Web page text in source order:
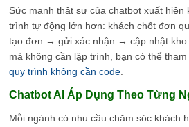
Sức mạnh thật sự của chatbot xuất hiện
trình tự động lớn hơn: khách chốt đơn
tạo đơn → gửi xác nhận → cập nhật
mà không cần lập trình, bạn có thể
quy trình không cần code.
Chatbot AI Áp Dụng Theo Từng
Mỗi ngành có nhu cầu chăm sóc khách